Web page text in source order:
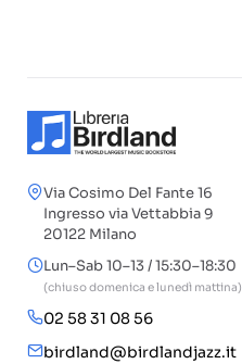
Via Cosimo Del Fante 16
Ingresso via Vettabbia 9
20122 Milano
Lun–Sab 10–13 / 15:30–18:30
(chiuso domenica e lunedì mattina)
02 58 31 08 56
birdland@birdlandjazz.it